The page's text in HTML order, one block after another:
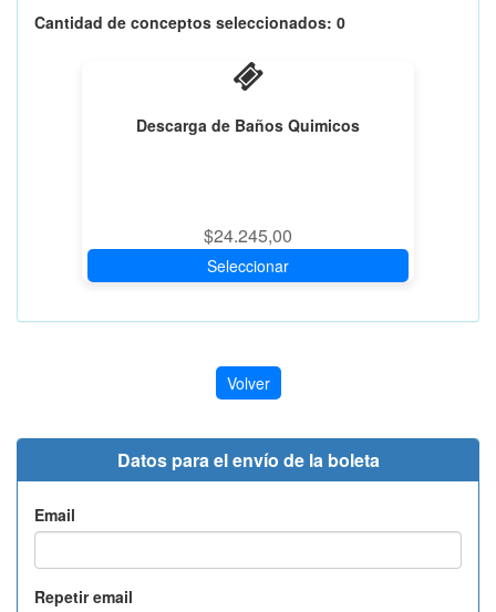
Cantidad de conceptos seleccionados: 0
Descarga de Baños Quimicos
$24.245,00
Seleccionar
Volver
Datos para el envío de la boleta
Email
Repetir email